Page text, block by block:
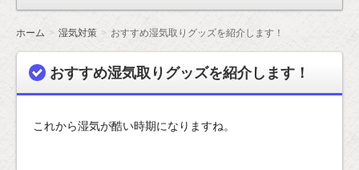
日
記
ホーム 湿気対策 おすすめ湿気取りグッズを紹介します！
おすすめ湿気取りグッズを紹介します！
これから湿気が酷い時期になりますね。